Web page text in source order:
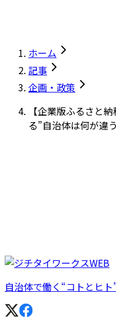
ホーム
記事
企画・政策
【企業版ふるさと
る”自治体は何が違
自治体で働く“コトとヒト